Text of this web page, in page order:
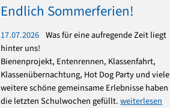
Endlich Sommerferien!
17.07.2026 Was für eine aufregende Zeit liegt
hinter uns!
Bienenprojekt, Entenrennen, Klassenfahrt,
Klassenübernachtung, Hot Dog Party und viele
weitere schöne gemeinsame Erlebnisse haben
die letzten Schulwochen gefüllt.weiterlesen